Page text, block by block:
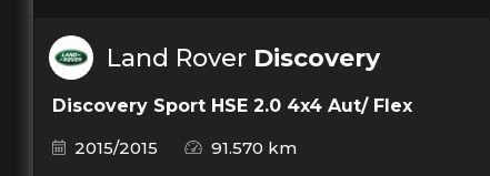
Land Rover Discovery
Discovery Sport HSE 2.0 4x4 Aut/ Flex
2015/2015
91.570 km